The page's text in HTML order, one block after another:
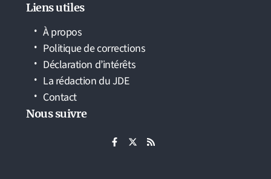
Liens utiles
À propos
Politique de corrections
Déclaration d’intérêts
La rédaction du JDE
Contact
Nous suivre